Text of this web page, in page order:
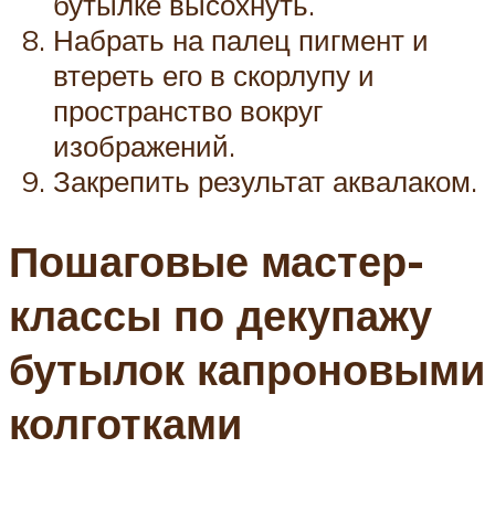
Набрать на палец пигмент и
втереть его в скорлупу и
пространство вокруг
изображений.
Закрепить результат аквалаком.
Пошаговые мастер-
классы по декупажу
бутылок капроновыми
колготками